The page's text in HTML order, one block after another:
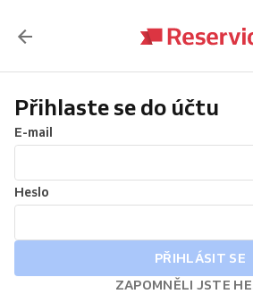
Přihlaste se do účtu
E-mail
Heslo
PŘIHLÁSIT SE
ZAPOMNĚLI JSTE